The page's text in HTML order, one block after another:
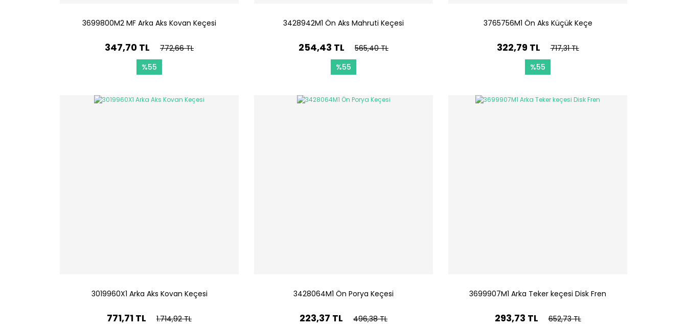
3699800M2 MF Arka Aks Kovan Keçesi
347,70 TL
772,66 TL
%55
3428942M1 Ön Aks Mahruti Keçesi
254,43 TL
565,40 TL
%55
3765756M1 Ön Aks Küçük Keçe
322,79 TL
717,31 TL
%55
3019960X1 Arka Aks Kovan Keçesi
771,71 TL 1.714,92 TL
3428064M1 Ön Porya Keçesi
223,37 TL 496,38 TL
3699907M1 Arka Teker keçesi Disk Fren
293,73 TL 652,73 TL